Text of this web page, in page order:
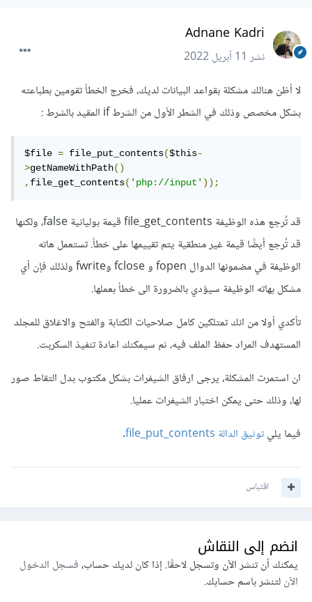
Adnane Kadri
نشر11 أبريل 2022
لا أظن هنالك مشكلة بقواعد البيانات لديك، فخرج الخطأ تقومين بطباعته
بشكل مخصص وذلك في الشطر الأول من الشرط if المقيد بالشرط :
$file = file_put_contents($this-
>getNameWithPath()
,file_get_contents('php://input'));
قد تُرجع هذه الوظيفة file_get_contents قيمة بوليانية false، ولكنها
قد تُرجع أيضًا قيمة غير منطقية يتم تقييمها على خطأ. تستعمل هاته
الوظيفة في مضمونها الدوال fopen و fclose وfwrite ولذلك فإن أي
مشكل بهاته الوظيفة سيؤدي بالضرورة الى خطأ بعملها.
تأكدي أولا من انك تمتلكين كامل صلاحيات الكتابة والفتح والاغلاق للمجلد
المستهدف المراد حفظ الملف فيه، ثم سيمكنك اعادة تنفيذ السكربت.
ان استمرت المشكلة، يرجى ارفاق الشيفرات بشكل مكتوب بدل التقاط صور
لها، وذلك حتى يمكن اختبار الشيفرات عمليا.
فيما يليتوثيق الدالة file_put_contents .
اقتباس
انضم إلى النقاش
يمكنك أن تنشر الآن وتسجل لاحقًا. إذا كان لديك حساب،فسجل الدخول
الآنلتنشر باسم حسابك.